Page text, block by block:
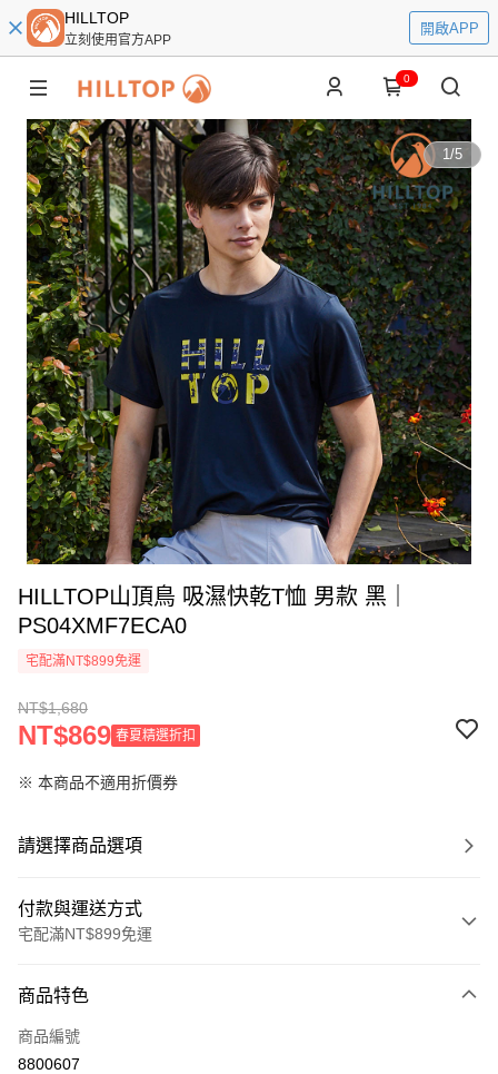
HILLTOP
立刻使用官方APP
開啟APP
0
1/5
HILLTOP山頂鳥 吸濕快乾T恤 男款 黑｜
PS04XMF7ECA0
宅配滿NT$899免運
NT$1,680
NT$869 春夏精選折扣
※ 本商品不適用折價券
請選擇商品選項
付款與運送方式
宅配滿NT$899免運
信用卡一次付款
LINE Pay
商品特色
商品編號
8800607